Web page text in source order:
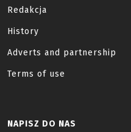
Redakcja
History
Adverts and partnership
Terms of use
NAPISZ DO NAS